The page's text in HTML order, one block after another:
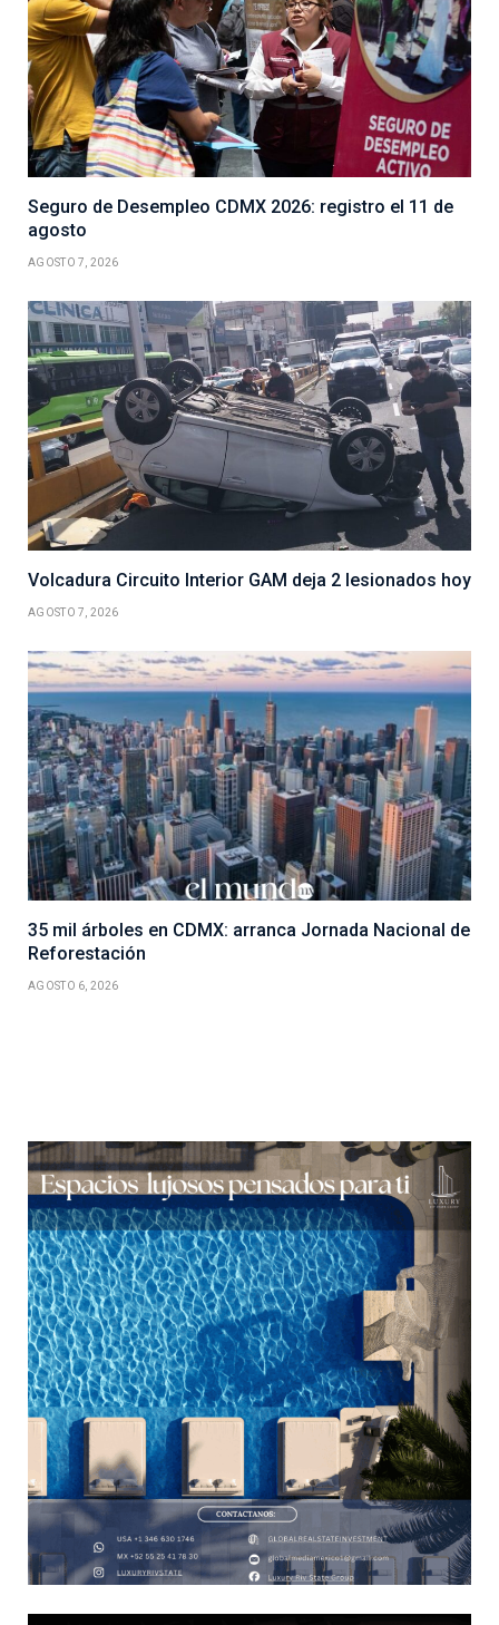
Seguro de Desempleo CDMX 2026: registro el 11 de
agosto
AGOSTO 7, 2026
Volcadura Circuito Interior GAM deja 2 lesionados hoy
AGOSTO 7, 2026
35 mil árboles en CDMX: arranca Jornada Nacional de
Reforestación
AGOSTO 6, 2026